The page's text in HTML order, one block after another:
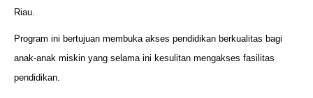
Riau.
Program ini bertujuan membuka akses pendidikan berkualitas bagi
anak-anak miskin yang selama ini kesulitan mengakses fasilitas
pendidikan.